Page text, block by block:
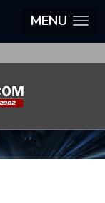
MENU